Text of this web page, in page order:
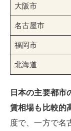
大阪市
名古屋市
福岡市
北海道
日本の主要都市
賃相場も比較的
度で、一方で名